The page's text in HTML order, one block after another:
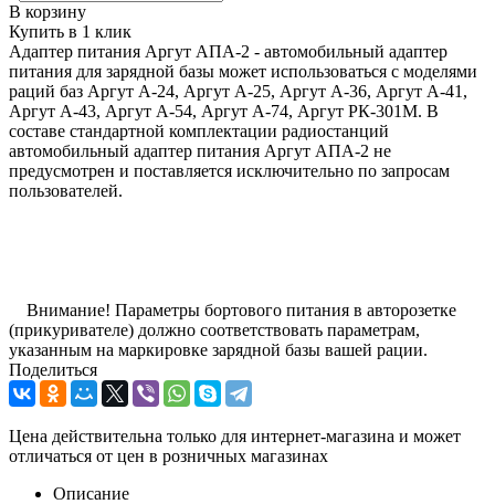
В корзину
Купить в 1 клик
Адаптер питания Аргут АПА-2 - автомобильный адаптер
питания для зарядной базы может использоваться с моделями
раций баз Аргут А-24, Аргут А-25, Аргут А-36, Аргут А-41,
Аргут А-43, Аргут А-54, Аргут А-74, Аргут РК-301М. В
составе стандартной комплектации радиостанций
автомобильный адаптер питания Аргут АПА-2 не
предусмотрен и поставляется исключительно по запросам
пользователей.
Внимание! Параметры бортового питания в авторозетке
(прикуривателе) должно соответствовать параметрам,
указанным на маркировке зарядной базы вашей рации.
Поделиться
Цена действительна только для интернет-магазина и может
отличаться от цен в розничных магазинах
Описание